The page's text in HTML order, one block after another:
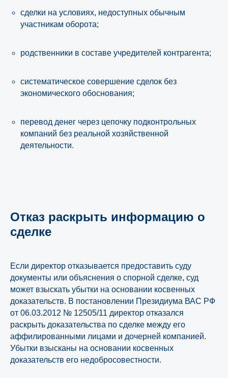
сделки на условиях, недоступных обычным
участникам оборота;
родственники в составе учредителей контрагента;
систематическое совершение сделок без
экономического обоснования;
перевод денег через цепочку подконтрольных
компаний без реальной хозяйственной
деятельности.
Отказ раскрыть информацию о
сделке
Если директор отказывается предоставить суду
документы или объяснения о спорной сделке, суд
может взыскать убытки на основании косвенных
доказательств. В постановлении Президиума ВАС РФ
от 06.03.2012 № 12505/11 директор отказался
раскрыть доказательства по сделке между его
аффилированными лицами и дочерней компанией.
Убытки взысканы на основании косвенных
доказательств его недобросовестности.